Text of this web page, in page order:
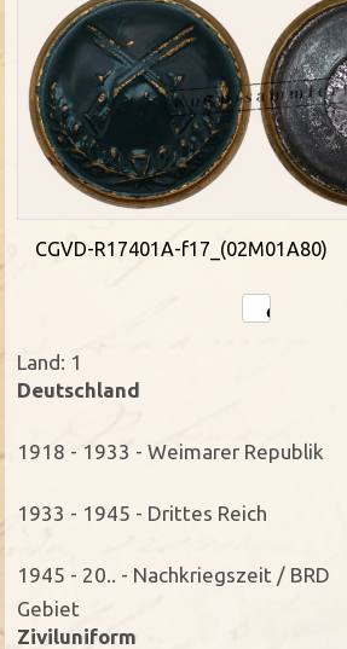
CGVD-R17401A-f17_(02M01A80)
Land: 1
Deutschland
1918 - 1933 - Weimarer Republik
1933 - 1945 - Drittes Reich
1945 - 20.. - Nachkriegszeit / BRD
Gebiet
Ziviluniform